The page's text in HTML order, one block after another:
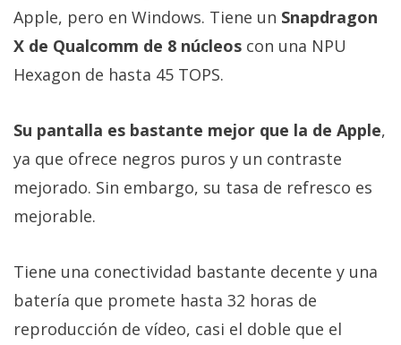
Apple, pero en Windows. Tiene un Snapdragon
X de Qualcomm de 8 núcleos con una NPU
Hexagon de hasta 45 TOPS.
Su pantalla es bastante mejor que la de Apple,
ya que ofrece negros puros y un contraste
mejorado. Sin embargo, su tasa de refresco es
mejorable.
Tiene una conectividad bastante decente y una
batería que promete hasta 32 horas de
reproducción de vídeo, casi el doble que el